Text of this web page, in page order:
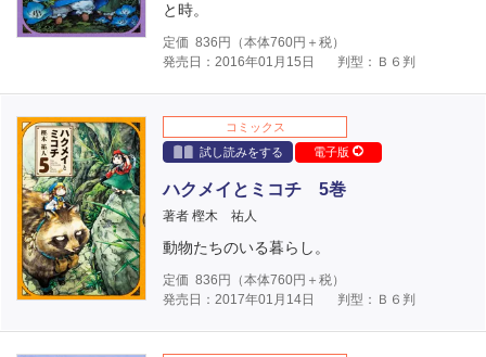
と時。
定価 836 円（本体760円＋税）
発売日：2016年01月15日
判型：Ｂ６判
コミックス
試し読みをする
電子版
ハクメイとミコチ 5巻
著者 樫木 祐人
動物たちのいる暮らし。
定価 836 円（本体760円＋税）
発売日：2017年01月14日
判型：Ｂ６判